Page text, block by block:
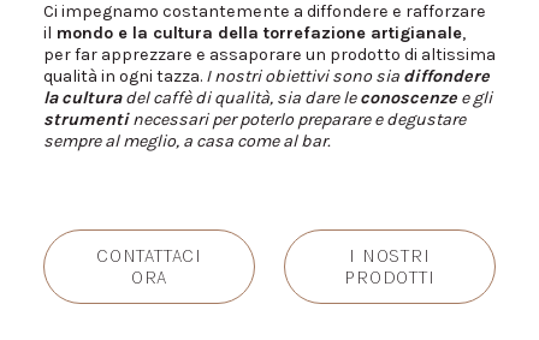
Ci impegnamo costantemente a diffondere e rafforzare
il mondo e la cultura della torrefazione artigianale,
per far apprezzare e assaporare un prodotto di altissima
qualità in ogni tazza. I nostri obiettivi sono sia diffondere
la culturadel caffè di qualità, sia dare leconoscenze e gli
strumentinecessari per poterlo preparare e degustare
sempre al meglio, a casa come al bar.
CONTATTACI
ORA
I NOSTRI
PRODOTTI